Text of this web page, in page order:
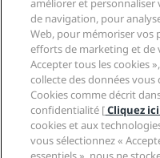
Santé et sécurité
Carrières PPHE
Carrières EHL
The Club by RHG
Opportunités de
Entreprise responsable
Approvisionnement
Mentions légales
Conditions générales
Contrat d’utilisation du
Accessibilité numérique
Déclaration sur
Avis aux consommateurs
Contact
FAQ
Plan du site
Médias sociaux
Marques Radisson Hotels
améliorer et
de navigation, pour
Web, pour mémoriser vos
efforts de marketing et de
Accepter tous les cookies
collecte des données
Cookies comme décrit
confidentialité [Cliquez
cookies et aux
vous sélectionnez «